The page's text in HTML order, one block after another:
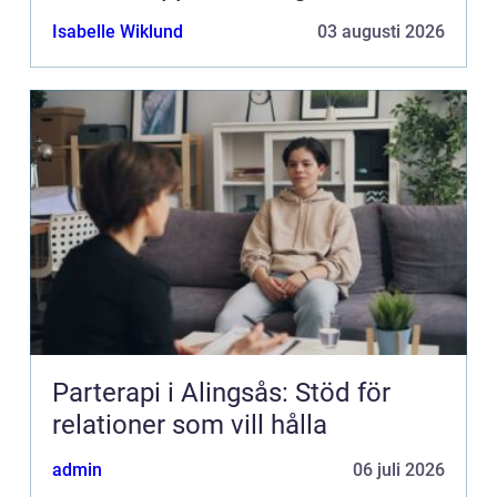
Isabelle Wiklund 03 augusti 2026
Parterapi i Alingsås: Stöd för
relationer som vill hålla
admin 06 juli 2026